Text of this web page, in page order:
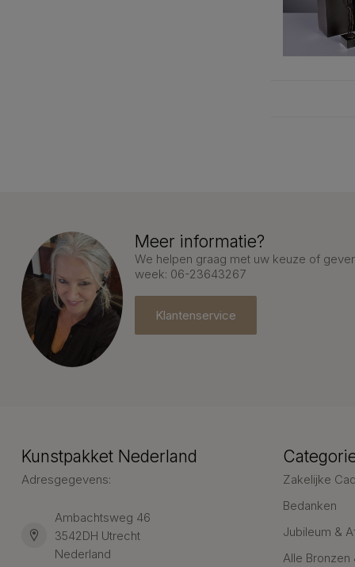
Meer informatie?
We helpen graag met uw keuze of
week: 06-23643267
Klantenservice
Kunstpakket Nederland
Adresgegevens:
Ambachtsweg 46
3542DH Utrecht
Nederland
Zakelijke
Bedanken
Jubileum &
Alle